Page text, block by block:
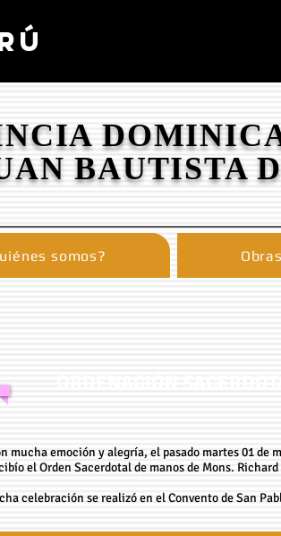
BAUTISTA
somos?
mucha emoción y alegría, el pasado martes 01 de
el Orden Sacerdotal de manos de Mons.
celebración se realizó en el Convento de San